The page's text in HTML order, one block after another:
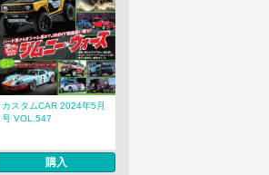
カスタムCAR 2024年5月
号 VOL.547
購入